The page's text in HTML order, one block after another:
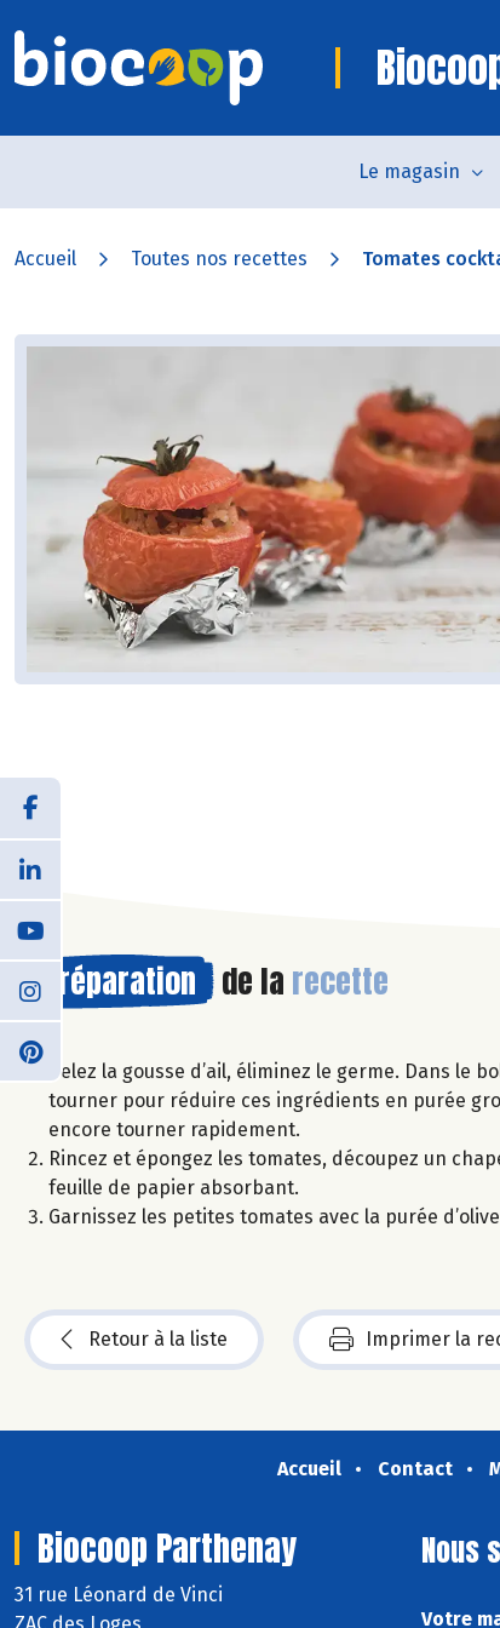
Le magasin
Accueil Toutes nos recettes Tomates
Préparation de la recette
Pelez la gousse d’ail, éliminez le germe. Dans le
tourner pour réduire ces ingrédients en purée
encore tourner rapidement.
Rincez et épongez les tomates, découpez un
feuille de papier absorbant.
Garnissez les petites tomates avec la purée
Retour à la liste Imprimer la
Accueil Contact
Biocoop Parthenay
31 rue Léonard de Vinci
ZAC des Loges
Nous
Votre